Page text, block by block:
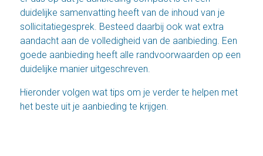
duidelijke samenvatting heeft van de inhoud van je
sollicitatiegesprek. Besteed daarbij ook wat extra
aandacht aan de volledigheid van de aanbieding. Een
goede aanbieding heeft alle randvoorwaarden op een
duidelijke manier uitgeschreven.
Hieronder volgen wat tips om je verder te helpen met
het beste uit je aanbieding te krijgen.